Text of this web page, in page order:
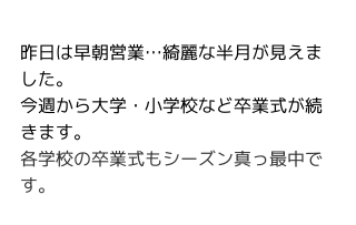
昨日は早朝営業…綺麗な半月が見えま
した。
今週から大学・小学校など卒業式が続
きます。
各学校の卒業式もシーズン真っ最中で
す。